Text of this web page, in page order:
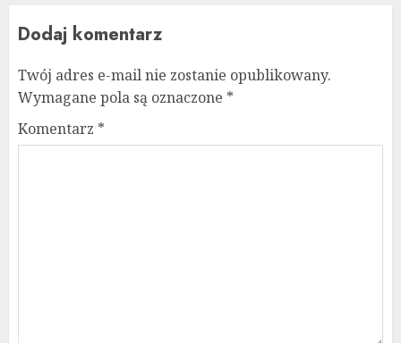
Dodaj komentarz
Twój adres e-mail nie zostanie opublikowany.
Wymagane pola są oznaczone *
Komentarz *